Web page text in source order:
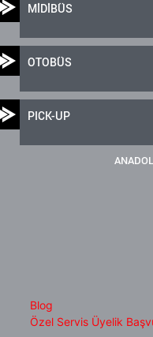
MİDİBÜS
OTOBÜS
PICK-UP
Blog
Özel Servis Üyelik